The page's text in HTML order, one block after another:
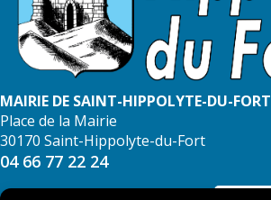
MAIRIE DE SAINT-HIPPOLYTE-DU-FORT
Place de la Mairie
30170 Saint-Hippolyte-du-Fort
04 66 77 22 24